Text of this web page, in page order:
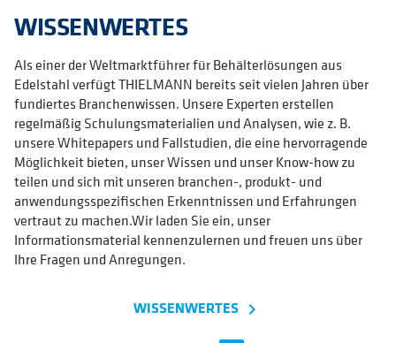
WISSENWERTES
Als einer der Weltmarktführer für Behälterlösungen aus
Edelstahl verfügt THIELMANN bereits seit vielen Jahren über
fundiertes Branchenwissen. Unsere Experten erstellen
regelmäßig Schulungsmaterialien und Analysen, wie z. B.
unsere Whitepapers und Fallstudien, die eine hervorragende
Möglichkeit bieten, unser Wissen und unser Know-how zu
teilen und sich mit unseren branchen-, produkt- und
anwendungsspezifischen Erkenntnissen und Erfahrungen
vertraut zu machen.Wir laden Sie ein, unser
Informationsmaterial kennenzulernen und freuen uns über
Ihre Fragen und Anregungen.
WISSENWERTES navigate_next